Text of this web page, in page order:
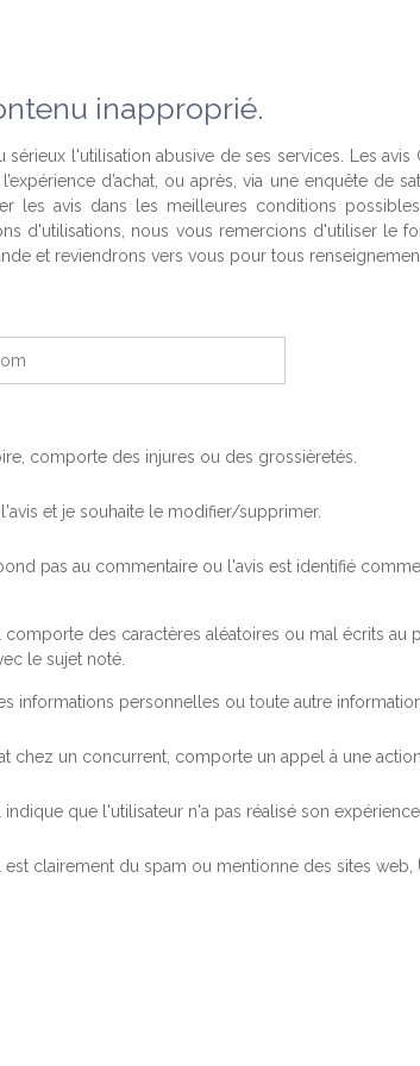
inapproprié.
sérieux l'utilisation abusive de ses services. Les
d’achat, ou après, via une enquête de
les avis dans les meilleures conditions
d'utilisations, nous vous remercions d'utiliser le
et reviendrons vers vous pour tous
comporte des injures ou des grossièretés.
et je souhaite le modifier/supprimer.
pas au commentaire ou l'avis est identifié
comporte des caractères aléatoires ou mal écrits
le sujet noté.
informations personnelles ou toute autre
chez un concurrent, comporte un appel à une
indique que l'utilisateur n'a pas réalisé son
est clairement du spam ou mentionne des sites